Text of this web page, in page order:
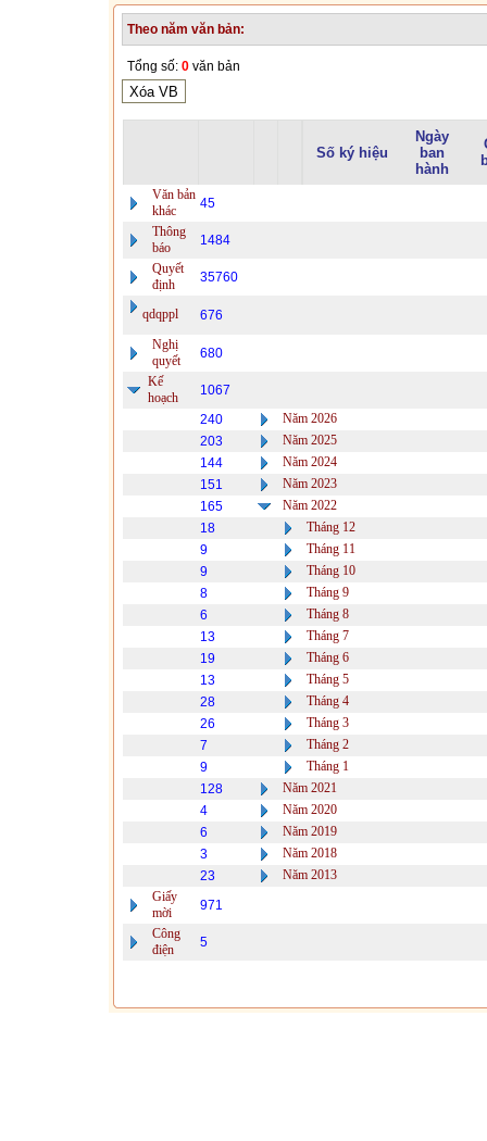
Theo năm văn bản:
Tổng số: 0 văn bản
Số ký hiệu
Ngày
ban
hành
Văn bản
khác
45
Thông
báo
1484
Quyết
định
35760
qdqppl
676
Nghị
quyết
680
Kế
hoạch
1067
240
Năm 2026
203
Năm 2025
144
Năm 2024
151
Năm 2023
165
Năm 2022
18
Tháng 12
9
Tháng 11
9
Tháng 10
8
Tháng 9
6
Tháng 8
13
Tháng 7
19
Tháng 6
13
Tháng 5
28
Tháng 4
26
Tháng 3
7
Tháng 2
9
Tháng 1
128
Năm 2021
4
Năm 2020
6
Năm 2019
3
Năm 2018
23
Năm 2013
Giấy
mời
971
Công
điện
5